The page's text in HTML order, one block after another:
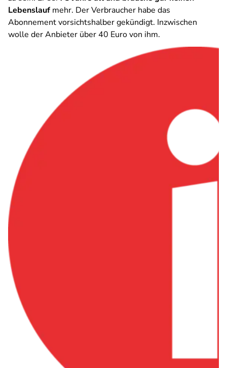
Lebenslauf mehr. Der Verbraucher habe das
Abonnement vorsichtshalber gekündigt. Inzwischen
wolle der Anbieter über 40 Euro von ihm.